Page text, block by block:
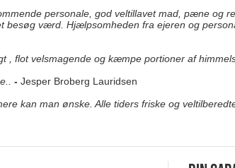
personale, god veltillavet mad, pæne og
besøg værd. Hjælpsomheden fra ejeren og
, flot velsmagende og kæmpe portioner af
- Jesper Broberg Lauridsen
kan man ønske. Alle tiders friske og